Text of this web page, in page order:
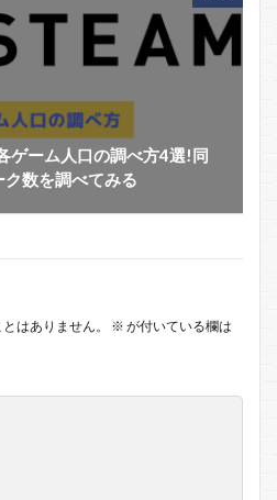
ゲーム人口の調べ方4選!同
数を調べてみる
はありません。 ※ が付いている欄は